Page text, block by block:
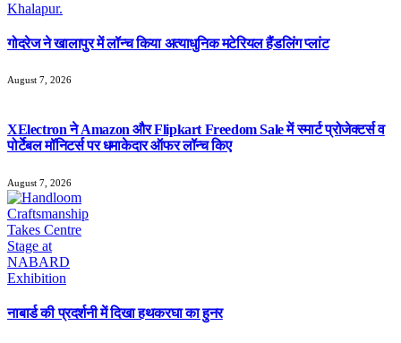
गोदरेज ने खालापुर में लॉन्च किया अत्याधुनिक मटेरियल हैंडलिंग प्लांट
August 7, 2026
XElectron ने Amazon और Flipkart Freedom Sale में स्मार्ट प्रोजेक्टर्स व
पोर्टेबल मॉनिटर्स पर धमाकेदार ऑफर लॉन्च किए
August 7, 2026
नाबार्ड की प्रदर्शनी में दिखा हथकरघा का हुनर